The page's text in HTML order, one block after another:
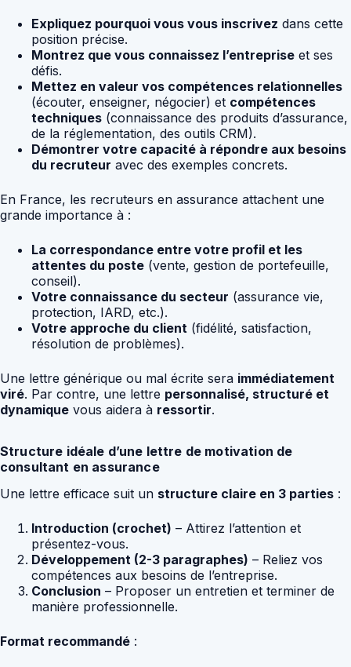
Expliquez pourquoi vous vous inscrivez dans cette
position précise.
Montrez que vous connaissez l’entreprise et ses
défis.
Mettez en valeur vos compétences relationnelles
(écouter, enseigner, négocier) et compétences
techniques (connaissance des produits d’assurance,
de la réglementation, des outils CRM).
Démontrer votre capacité à répondre aux besoins
du recruteur avec des exemples concrets.
En France, les recruteurs en assurance attachent une
grande importance à :
La correspondance entre votre profil et les
attentes du poste (vente, gestion de portefeuille,
conseil).
Votre connaissance du secteur (assurance vie,
protection, IARD, etc.).
Votre approche du client (fidélité, satisfaction,
résolution de problèmes).
Une lettre générique ou mal écrite sera immédiatement
viré. Par contre, une lettre personnalisé, structuré et
dynamique vous aidera à ressortir.
Structure idéale d’une lettre de motivation de
consultant en assurance
Une lettre efficace suit un structure claire en 3 parties :
Introduction (crochet) – Attirez l’attention et
présentez-vous.
Développement (2-3 paragraphes) – Reliez vos
compétences aux besoins de l’entreprise.
Conclusion – Proposer un entretien et terminer de
manière professionnelle.
Format recommandé :